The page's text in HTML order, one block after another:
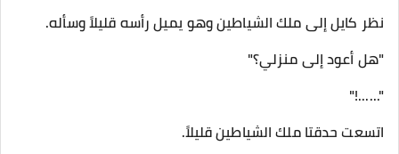
نظر كايل إلى ملك الشياطين وهو يميل رأسه قليلاً وسأله.
"هل أعود إلى منزلي؟"
"......!"
اتسعت حدقتا ملك الشياطين قليلاً.